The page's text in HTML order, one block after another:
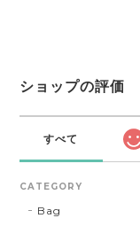
ショップの評価
すべて
CATEGORY
Bag